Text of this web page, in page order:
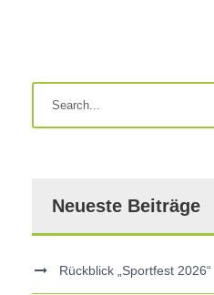
Neueste Beiträge
Rückblick „Sportfest 2026“